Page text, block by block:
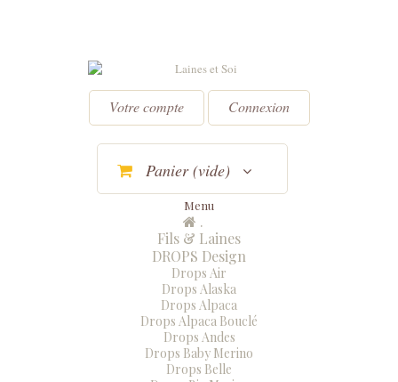
Votre compte Connexion
Panier (vide)
Menu
.
Fils & Laines
DROPS Design
Drops Air
Drops Alaska
Drops Alpaca
Drops Alpaca Bouclé
Drops Andes
Drops Baby Merino
Drops Belle